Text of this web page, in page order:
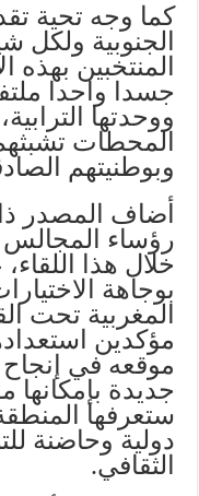
كما وجه تحية
الجنوبية ولكل
المنتخبين بهذه
جسدا واحدا
ووحدتها
المحطات
وبوطنيتهم
أضاف المصدر
رؤساء المجالس
خلال هذا
بوجاهة
المغربية تحت
مؤكدين
موقعه في
جديدة بإمكانها
ستعرفها
دولية وحاضنة
الثقافي.